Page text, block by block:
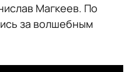
Магкеев. По
за волшебным